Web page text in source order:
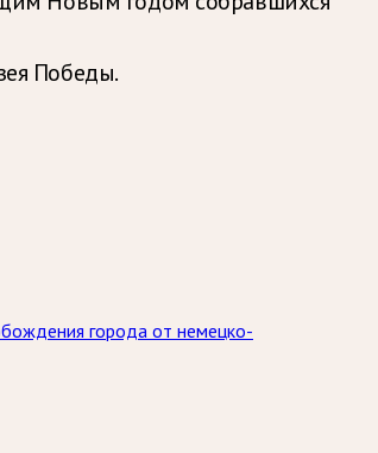
Победы.
города от немецко-